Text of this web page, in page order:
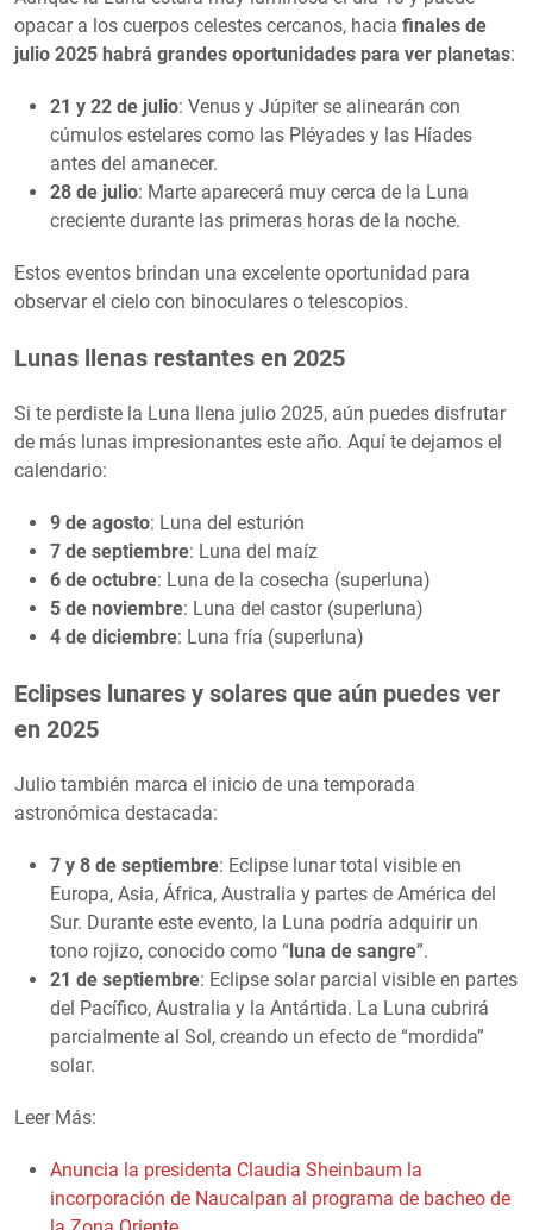
opacar a los cuerpos celestes cercanos, hacia finales de
julio 2025 habrá grandes oportunidades para ver planetas:
21 y 22 de julio: Venus y Júpiter se alinearán con
cúmulos estelares como las Pléyades y las Híades
antes del amanecer.
28 de julio: Marte aparecerá muy cerca de la Luna
creciente durante las primeras horas de la noche.
Estos eventos brindan una excelente oportunidad para
observar el cielo con binoculares o telescopios.
Lunas llenas restantes en 2025
Si te perdiste la Luna llena julio 2025, aún puedes disfrutar
de más lunas impresionantes este año. Aquí te dejamos el
calendario:
9 de agosto: Luna del esturión
7 de septiembre: Luna del maíz
6 de octubre: Luna de la cosecha (superluna)
5 de noviembre: Luna del castor (superluna)
4 de diciembre: Luna fría (superluna)
Eclipses lunares y solares que aún puedes ver
en 2025
Julio también marca el inicio de una temporada
astronómica destacada:
7 y 8 de septiembre: Eclipse lunar total visible en
Europa, Asia, África, Australia y partes de América del
Sur. Durante este evento, la Luna podría adquirir un
tono rojizo, conocido como “luna de sangre”.
21 de septiembre: Eclipse solar parcial visible en partes
del Pacífico, Australia y la Antártida. La Luna cubrirá
parcialmente al Sol, creando un efecto de “mordida”
solar.
Leer Más:
Anuncia la presidenta Claudia Sheinbaum la
incorporación de Naucalpan al programa de bacheo de